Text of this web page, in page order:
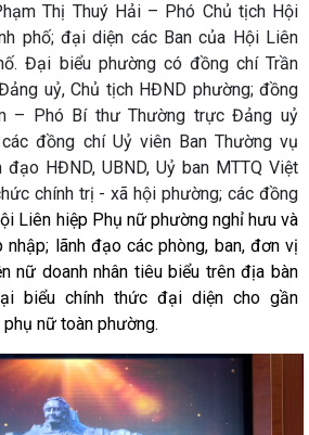
Thị Thuý Hải – Phó Chủ tịch Hội
phố; đại diện các Ban của Hội Liên
Đại biểu phường có đồng chí Trần
uỷ, Chủ tịch HĐND phường; đồng
– Phó Bí thư Thường trực Đảng uỷ
đồng chí Uỷ viên Ban Thường vụ
HĐND, UBND, Uỷ ban MTTQ Việt
chính trị - xã hội phường; các đồng
Liên hiệp Phụ nữ phường nghỉ hưu và
lãnh đạo các phòng, ban, đơn vị
nữ doanh nhân tiêu biểu trên địa bàn
biểu chính thức đại diện cho gần
nữ toàn phường.